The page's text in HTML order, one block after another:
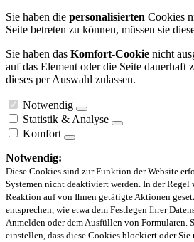
Sie haben die personalisierten Cookies
Seite betreten zu können, müssen sie
Sie haben das Komfort-Cookie nicht
auf das Element oder die Seite dauerhaft
dieses per Auswahl zulassen.
Notwendig
Statistik & Analyse
Komfort
Notwendig:
Diese Cookies sind zur Funktion der Website
Systemen nicht deaktiviert werden. In der Regel
Reaktion auf von Ihnen getätigte Aktionen
entsprechen, wie etwa dem Festlegen Ihrer
Anmelden oder dem Ausfüllen von Formularen.
einstellen, dass diese Cookies blockiert oder Sie